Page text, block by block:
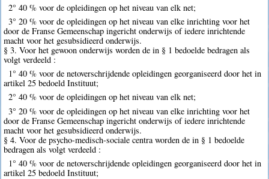
2° 40 % voor de opleidingen op het niveau van elk net;
3° 20 % voor de opleidingen op het niveau van elke inrichting voor het
door de Franse Gemeenschap ingericht onderwijs of iedere inrichtende
macht voor het gesubsidieerd onderwijs.
§ 3. Voor het gewoon onderwijs worden de in § 1 bedoelde bedragen als
volgt verdeeld :
1° 40 % voor de netoverschrijdende opleidingen georganiseerd door het in
artikel 25 bedoeld Instituut;
2° 40 % voor de opleidingen op het niveau van elk net;
3° 20 % voor de opleidingen op het niveau van elke inrichting voor het
door de Franse Gemeenschap ingericht onderwijs of iedere inrichtende
macht voor het gesubsidieerd onderwijs.
§ 4. Voor de psycho-medisch-sociale centra worden de in § 1 bedoelde
bedragen als volgt verdeeld :
1° 40 % voor de netoverschrijdende opleidingen georganiseerd door het in
artikel 25 bedoeld Instituut;